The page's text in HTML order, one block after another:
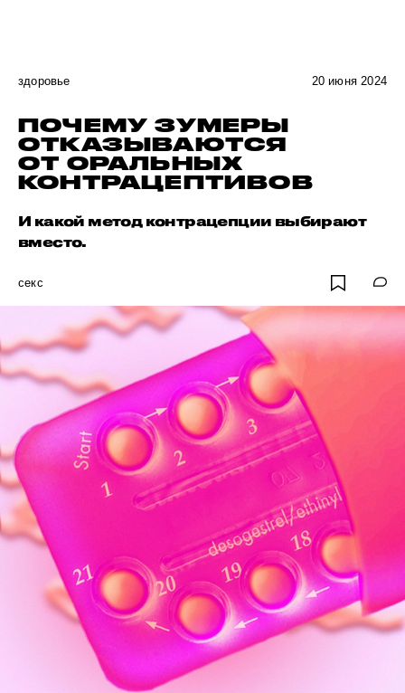
здоровье 20 июня 2024
ПОЧЕМУ ЗУМЕРЫ
ОТКАЗЫВАЮТСЯ
ОТ ОРАЛЬНЫХ
КОНТРАЦЕПТИВОВ
И какой метод контрацепции выбирают
вместо.
секс